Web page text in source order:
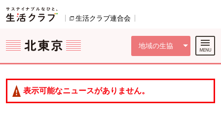
ページの先頭です。
生活クラブ連合会
地域の生協
ここからサイト内共通メニューです。
サイト内共通メニューをスキップする
サイト内共通メニューここまで。
表示可能なニュースがありません。